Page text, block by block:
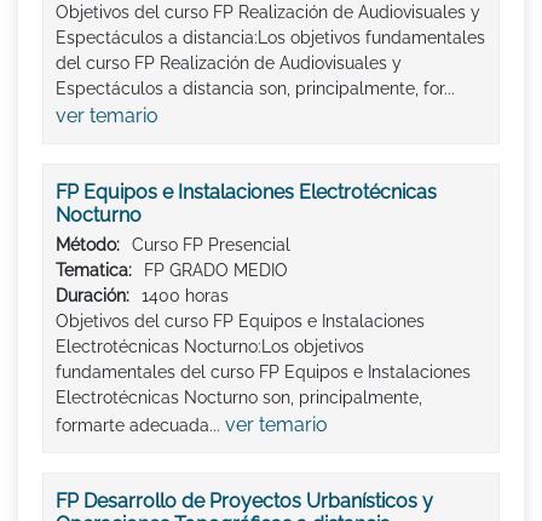
Objetivos del curso FP Realización de Audiovisuales y
Espectáculos a distancia:Los objetivos fundamentales
del curso FP Realización de Audiovisuales y
Espectáculos a distancia son, principalmente, for...
ver temario
FP Equipos e Instalaciones Electrotécnicas
Nocturno
Método:
Curso FP Presencial
Tematica:
FP GRADO MEDIO
Duración:
1400 horas
Objetivos del curso FP Equipos e Instalaciones
Electrotécnicas Nocturno:Los objetivos
fundamentales del curso FP Equipos e Instalaciones
Electrotécnicas Nocturno son, principalmente,
formarte adecuada... ver temario
FP Desarrollo de Proyectos Urbanísticos y